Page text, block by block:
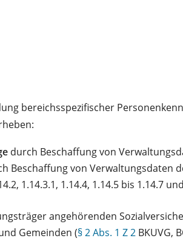
bereichsspezifischer
durch Beschaffung von
Beschaffung von Verwaltungsdaten
1.14.3.1, 1.14.4, 1.14.5 bis 1.14.7
angehörenden
Gemeinden (§ 2 Abs. 1 Z 2 BKUVG,